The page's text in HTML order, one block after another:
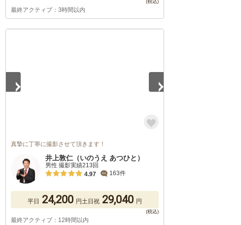
最終アクティブ：3時間以内
真摯に丁寧に撮影させて頂きます！
井上敦仁（いのうえ あつひと）
男性 撮影実績213回
4.97
163件
平日 24,200 円土日祝 29,040 円
最終アクティブ：12時間以内